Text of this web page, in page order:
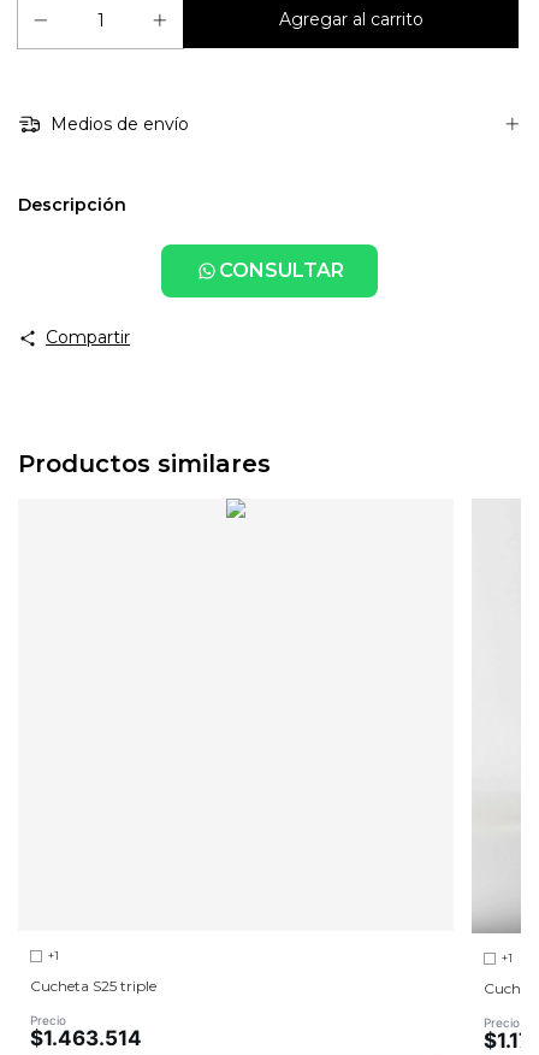
Medios de envío
Descripción
CONSULTAR
Compartir
Productos similares
+1
Cucheta S25 triple
Precio
$1.463.514
+1
Precio